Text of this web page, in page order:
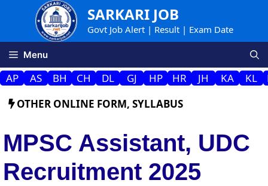
SARKARI JOB
Govt Job Alert | Result | Exam Date
Menu
AP AS BH CH DL GJ HP HR JH KA KL
OTHER ONLINE FORM, SYLLABUS
MPSC Assistant, UDC
Recruitment 2025